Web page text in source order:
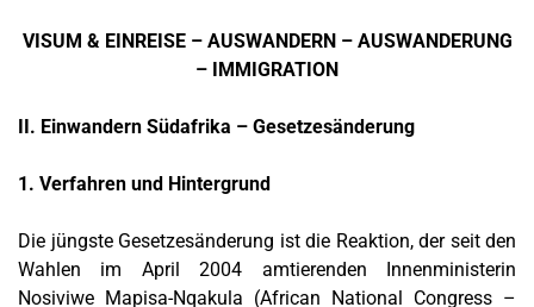
VISUM & EINREISE – AUSWANDERN – AUSWANDERUNG
– IMMIGRATION
II. Einwandern Südafrika – Gesetzesänderung
1. Verfahren und Hintergrund
Die jüngste Gesetzesänderung ist die Reaktion, der seit den
Wahlen im April 2004 amtierenden Innenministerin
Nosiviwe Mapisa-Nqakula (African National Congress –